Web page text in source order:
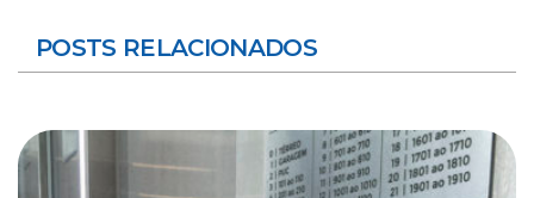
POSTS RELACIONADOS